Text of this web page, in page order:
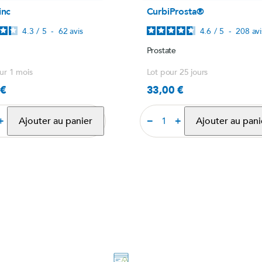
4.3 / 5 - 62avis
1 mois
Ajouter au panier
CurbiProsta®
4.6 / 5 - 208
Prostate
Lot pour 25 jours
Prix
33,00 €
− + Ajouter au